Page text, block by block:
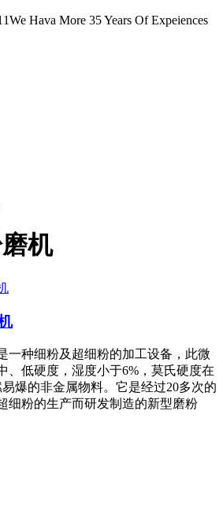
We Hava More 35 Years Of Expeiences
机
一种细粉及超细粉的加工设备，此微
、低硬度，湿度小于6%，莫氏硬度在
爆的非金属物料。它是经过20多次的
细粉的生产而研发制造的新型磨粉